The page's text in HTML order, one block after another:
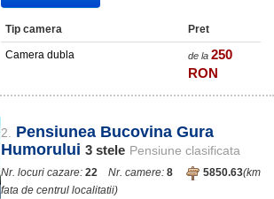
Tip camera Pret
Camera dubla de la 250
RON
2. Pensiunea Bucovina Gura
Humorului 3 stele Pensiune clasificata
Nr. locuri cazare: 22 Nr. camere: 8 5850.63(km
fata de centrul localitatii)